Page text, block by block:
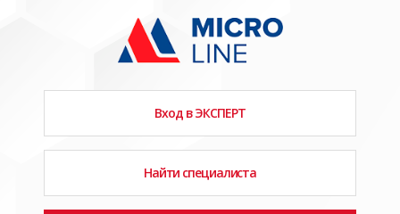
Вход в ЭКСПЕРТ
Найти специалиста